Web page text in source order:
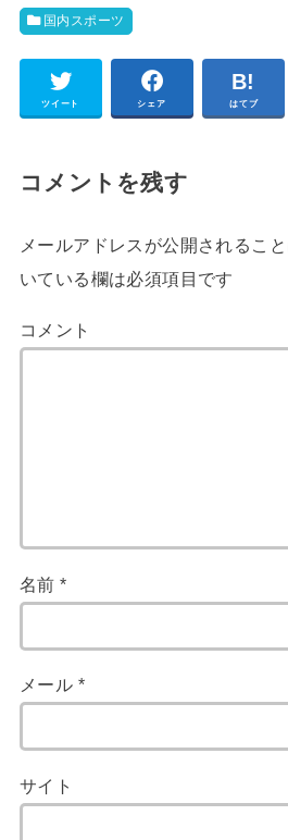
国内スポーツ
ツイート シェア はてブ
コメントを残す
メールアドレスが公開されること
いている欄は必須項目です
コメント
名前*
メール *
サイト